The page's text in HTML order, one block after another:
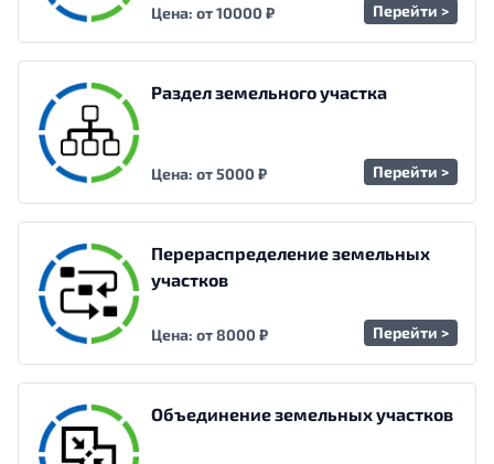
Цена: от 10000 ₽ Перейти >
Раздел земельного участка
Цена: от 5000 ₽ Перейти >
Перераспределение земельных
участков
Цена: от 8000 ₽ Перейти >
Объединение земельных участков